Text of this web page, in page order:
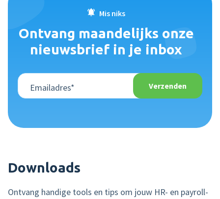
Mis niks
Ontvang maandelijks onze
nieuwsbrief in je inbox
Downloads
Ontvang handige tools en tips om jouw HR- en payroll-